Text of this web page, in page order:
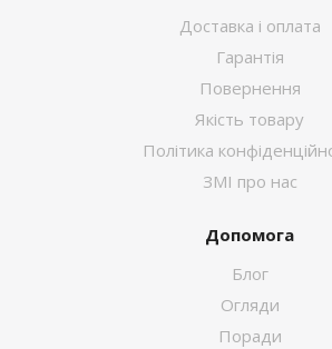
Доставка і оплата
Гарантія
Повернення
Якість товару
Політика
ЗМІ про нас
Допомога
Блог
Огляди
Поради